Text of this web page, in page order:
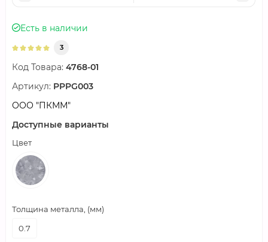
Есть в наличии
3
Код Товара: 4768-01
Артикул: PPPG003
ООО "ПКММ"
Доступные варианты
Цвет
Толщина металла, (мм)
0.7